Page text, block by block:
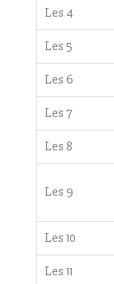
Les 4
Les 5
Les 6
Les 7
Les 8
Les 9
Les 10
Les 11